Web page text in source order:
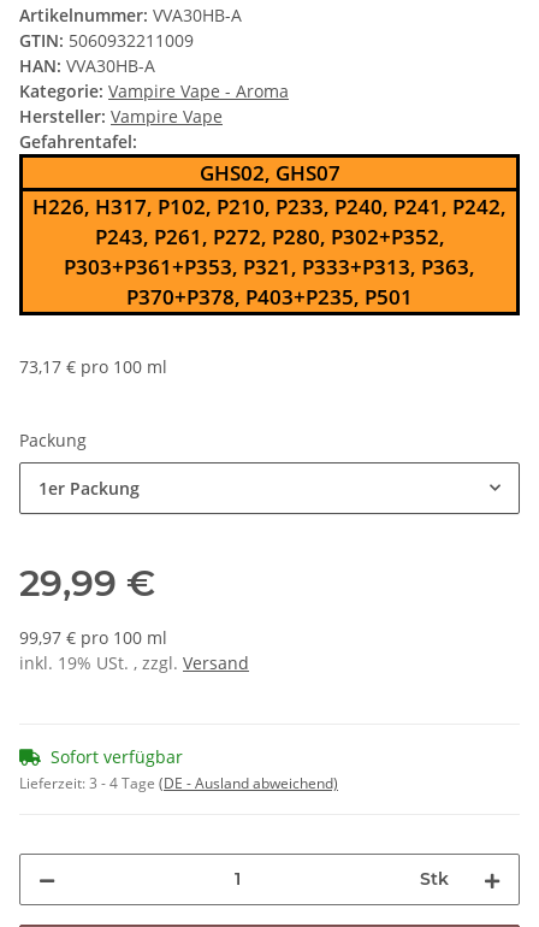
Artikelnummer: VVA30HB-A
GTIN: 5060932211009
HAN: VVA30HB-A
Kategorie: Vampire Vape - Aroma
Hersteller: Vampire Vape
Gefahrentafel:
GHS02, GHS07
H226, H317, P102, P210, P233, P240, P241, P242,
P243, P261, P272, P280, P302+P352,
P303+P361+P353, P321, P333+P313, P363,
P370+P378, P403+P235, P501
73,17 € pro 100 ml
Packung
1er Packung
29,99 €
99,97 € pro 100 ml
inkl. 19% USt. , zzgl. Versand
Sofort verfügbar
Lieferzeit:3 - 4 Tage (DE - Ausland abweichend)
Stk